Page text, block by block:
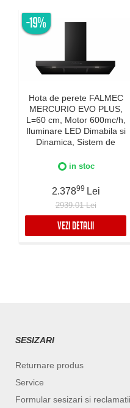
-19%
Hota de perete FALMEC
MERCURIO EVO PLUS,
L=60 cm, Motor 600mc/h,
Iluminare LED Dimabila si
Dinamica, Sistem de
plita si hota Falmec,
5 ani, Neagra
in stoc
2.37899 Lei
2939.01 Lei
VEZI DETALII
SESIZARI
Returnare produs
Service
Formular sesizari si reclamatii